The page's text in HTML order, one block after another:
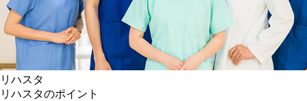
リハスタ
リハスタのポイント